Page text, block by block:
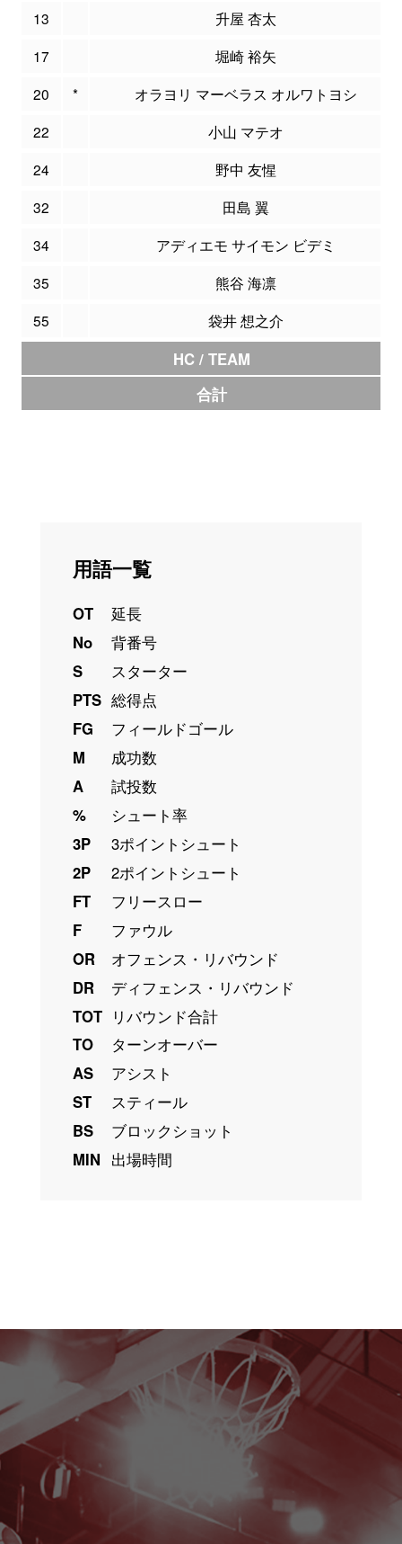
13
升屋 杏太
17
堀崎 裕矢
20
*
オラヨリ マーベラス オルワトヨシ
22
小山 マテオ
24
野中 友惺
32
田島 翼
34
アディエモ サイモン ビデミ
35
熊谷 海凛
55
袋井 想之介
HC / TEAM
合計
用語一覧
OT
延長
No
背番号
S
スターター
PTS 総得点
FG
フィールドゴール
M
成功数
A
試投数
%
シュート率
3P
3ポイントシュート
2P
2ポイントシュート
FT
フリースロー
F
ファウル
OR
オフェンス・リバウンド
DR
ディフェンス・リバウンド
TOT リバウンド合計
TO
ターンオーバー
AS
アシスト
ST
スティール
BS
ブロックショット
MIN 出場時間